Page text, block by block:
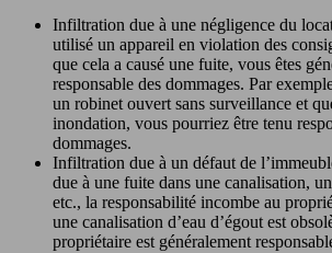
Infiltration due à une négligence du
utilisé un appareil en violation des
que cela a causé une fuite, vous êtes
responsable des dommages. Par
un robinet ouvert sans surveillance et
inondation, vous pourriez être tenu
dommages.
Infiltration due à un défaut de
due à une fuite dans une canalisation,
etc., la responsabilité incombe au
une canalisation d’eau d’égout est
propriétaire est généralement